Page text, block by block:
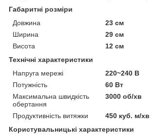
Габаритні розміри
Довжина
23 см
Ширина
29 см
Висота
12 см
Технічні характеристики
Напруга мережі
220~240 В
Потужність
60 Вт
Максимальна швидкість
обертання
3000 об/хв
Продуктивність витяжки
450 куб. м/хв
Користувальницькі характеристики